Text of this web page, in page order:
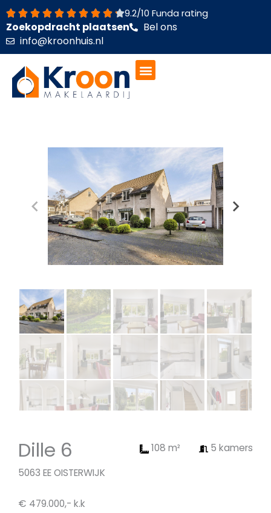
Ga
naar
de
inhoud
9.2/10 Funda rating
Zoekopdracht plaatsen
Bel ons
info@kroonhuis.nl
Dille 6
5063 EE OISTERWIJK
€ 479.000,- k.k
108 m² 5 kamers